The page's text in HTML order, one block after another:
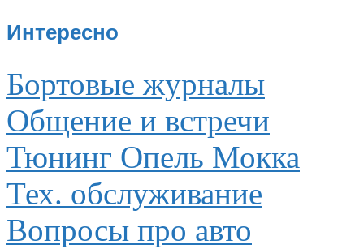
Интересно
Бортовые журналы
Общение и встречи
Тюнинг Опель Мокка
Тех. обслуживание
Вопросы про авто